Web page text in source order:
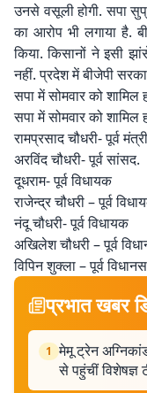
उनसे वसूली होगी. सपा
का आरोप भी लगाया है.
किया. किसानों ने इसी
नहीं. प्रदेश में बीजेपी
सपा में सोमवार को शामिल
सपा में सोमवार को शामिल
रामप्रसाद चौधरी- पूर्व मंत्री
अरविंद चौधरी- पूर्व सांसद.
दूधराम- पूर्व विधायक
राजेन्द्र चौधरी – पूर्व
नंदू चौधरी- पूर्व विधायक
अखिलेश चौधरी – पूर्व
विपिन शुक्ला – पूर्व
प्रभात खबर
1 मेमू ट्रेन
से पहुंचीं विशेषज्ञ